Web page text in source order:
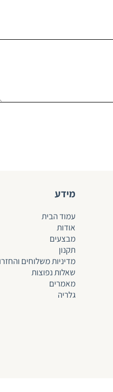
מידע
עמוד הבית
אודות
מבצעים
תקנון
מדיניות משלוחים
שאלות נפוצות
מאמרים
גלריה